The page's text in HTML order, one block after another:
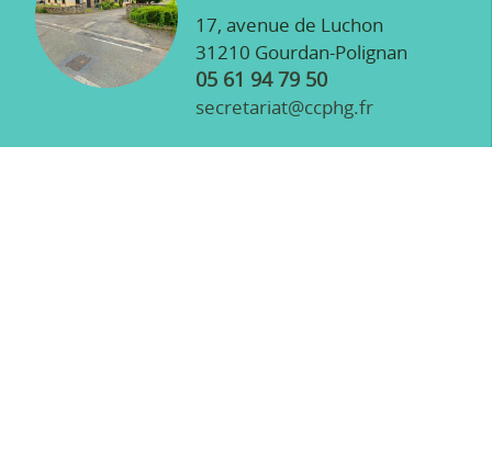
17, avenue de Luchon
31210 Gourdan-Polignan
05 61 94 79 50
secretariat@ccphg.fr